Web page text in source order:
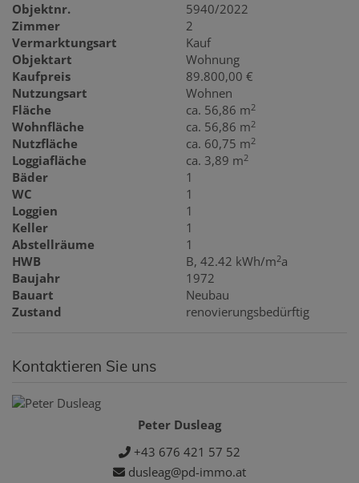
Objektnr.
5940/2022
Zimmer
2
Vermarktungsart
Kauf
Objektart
Wohnung
Kaufpreis
89.800,00 €
Nutzungsart
Wohnen
Fläche
ca. 56,86 m2
Wohnfläche ca. 56,86 m2
Nutzfläche ca. 60,75 m2
Loggiafläche ca. 3,89 m2
Bäder
1
WC
1
Loggien
1
Keller
1
Abstellräume
1
HWB
B, 42.42 kWh/m2a
Baujahr
1972
Bauart
Neubau
Zustand
renovierungsbedürftig
Kontaktieren Sie uns
Peter Dusleag
+43 676 421 57 52
dusleag@pd-immo.at